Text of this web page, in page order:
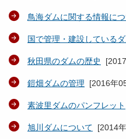
鳥海ダムに関する情報に
国で管理・建設している
秋田県のダムの歴史 [
鎧畑ダムの管理 [2016年
素波里ダムのパンフレット
旭川ダムについて [2014